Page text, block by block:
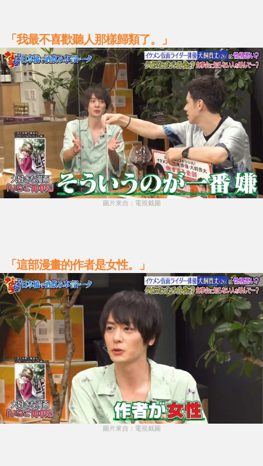
「我最不喜歡聽人那樣歸類了。」
圖片來自：電視截圖
「這部漫畫的作者是女性。」
圖片來自：電視截圖